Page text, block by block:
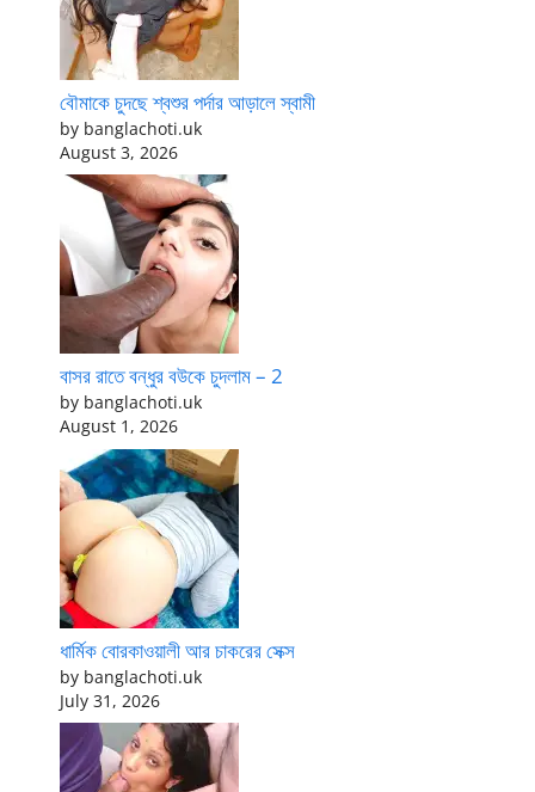
বৌমাকে চুদছে শ্বশুর পর্দার আড়ালে স্বামী
by banglachoti.uk
August 3, 2026
বাসর রাতে বন্ধুর বউকে চুদলাম – 2
by banglachoti.uk
August 1, 2026
ধার্মিক বোরকাওয়ালী আর চাকরের সেক্স
by banglachoti.uk
July 31, 2026